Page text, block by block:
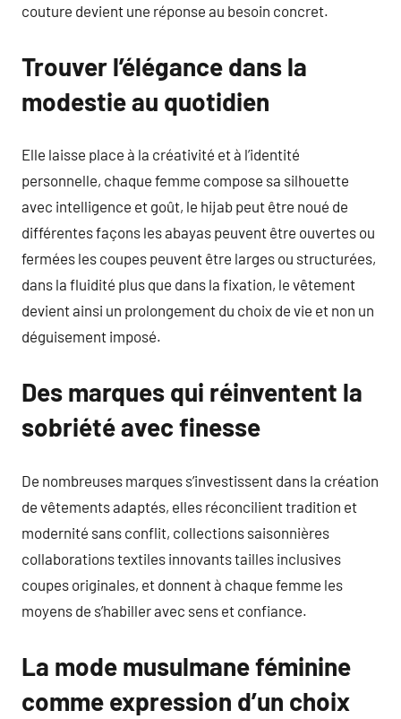
couture devient une réponse au besoin concret.
Trouver l’élégance dans la
modestie au quotidien
Elle laisse place à la créativité et à l’identité
personnelle, chaque femme compose sa silhouette
avec intelligence et goût, le hijab peut être noué de
différentes façons les abayas peuvent être ouvertes ou
fermées les coupes peuvent être larges ou structurées,
dans la fluidité plus que dans la fixation, le vêtement
devient ainsi un prolongement du choix de vie et non un
déguisement imposé.
Des marques qui réinventent la
sobriété avec finesse
De nombreuses marques s’investissent dans la création
de vêtements adaptés, elles réconcilient tradition et
modernité sans conflit, collections saisonnières
collaborations textiles innovants tailles inclusives
coupes originales, et donnent à chaque femme les
moyens de s’habiller avec sens et confiance.
La mode musulmane féminine
comme expression d’un choix